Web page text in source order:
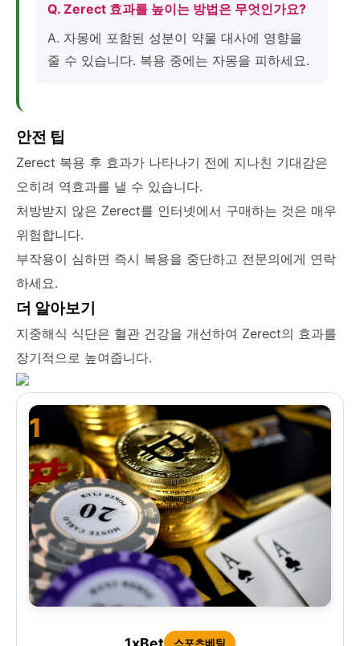
Q. Zerect 효과를 높이는 방법은 무엇인가요?
A. 자몽에 포함된 성분이 약물 대사에 영향을
줄 수 있습니다. 복용 중에는 자몽을 피하세요.
안전 팁
Zerect 복용 후 효과가 나타나기 전에 지나친 기대감은
오히려 역효과를 낼 수 있습니다.
처방받지 않은 Zerect를 인터넷에서 구매하는 것은 매우
위험합니다.
부작용이 심하면 즉시 복용을 중단하고 전문의에게 연락
하세요.
더 알아보기
지중해식 식단은 혈관 건강을 개선하여 Zerect의 효과를
장기적으로 높여줍니다.
1
스포츠베팅